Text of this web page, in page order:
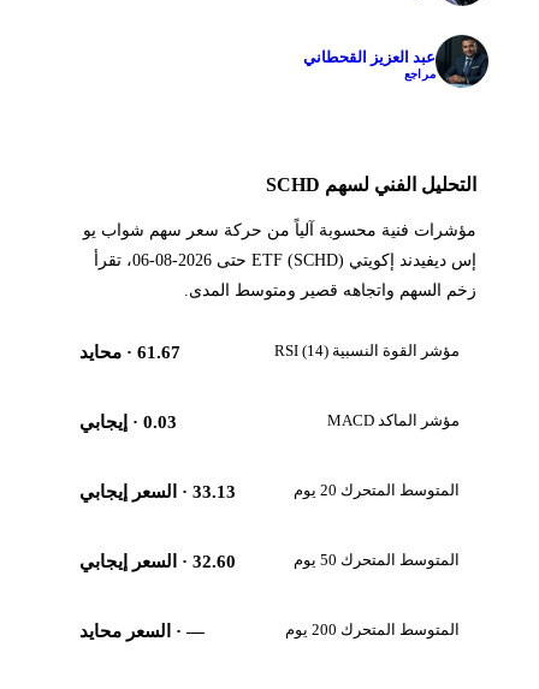
عبد العزيز القحطاني
مراجع
التحليل الفني لسهم SCHD
مؤشرات فنية محسوبة آلياً من حركة سعر سهم شواب يو
إس ديفيدند إكويتي ETF (SCHD) حتى 2026-08-06، تقرأ
زخم السهم واتجاهه قصير ومتوسط المدى.
مؤشر القوة النسبية RSI (14) 61.67· محايد
مؤشر الماكد MACD 0.03· إيجابي
المتوسط المتحرك 20 يوم 33.13· السعر إيجابي
المتوسط المتحرك 50 يوم 32.60· السعر إيجابي
المتوسط المتحرك 200 يوم —· السعر محايد